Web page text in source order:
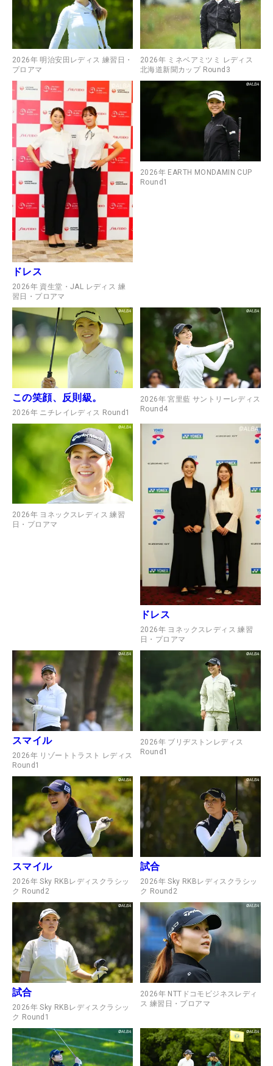
2026年 明治安田レディス 練習日・
プロアマ
2026年 ミネベアミツミ レディス
北海道新聞カップ Round3
ドレス
2026年 資生堂・JAL レディス 練
習日・プロアマ
2026年 EARTH MONDAMIN CUP
Round1
この笑顔、反則級。
2026年 ニチレイレディス Round1
2026年 宮里藍 サントリーレディス
Round4
2026年 ヨネックスレディス 練習
日・プロアマ
ドレス
2026年 ヨネックスレディス 練習
日・プロアマ
スマイル
2026年 リゾートトラスト レディス
Round1
2026年 ブリヂストンレディス
Round1
スマイル
2026年 Sky RKBレディスクラシッ
ク Round2
試合
2026年 Sky RKBレディスクラシッ
ク Round2
試合
2026年 Sky RKBレディスクラシッ
ク Round1
2026年 NTTドコモビジネスレディ
ス 練習日・プロアマ